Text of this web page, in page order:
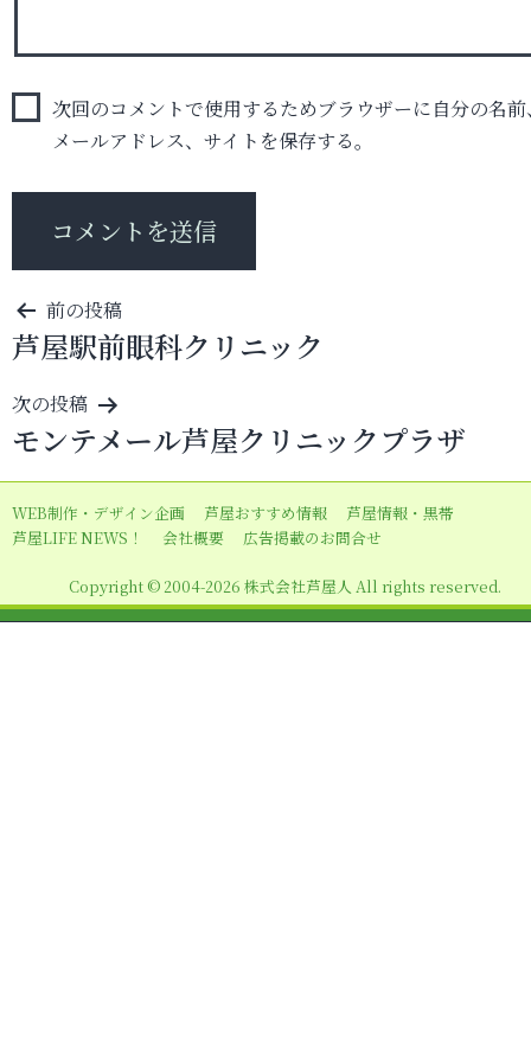
次回のコメントで使用するためブラウザーに自分の名前
メールアドレス、サイトを保存する。
投
稿
ナ
ビ
ゲ
ー
シ
ン
前の投稿
芦屋駅前眼科クリニック
次の投稿
モンテメール芦屋クリニックプラザ
WEB制作・デザイン企画 芦屋おすすめ情報
芦屋情報・黒帯
芦屋LIFE NEWS！
会社概要 広告掲載のお問合せ
Copyright © 2004-2026 株式会社芦屋人 All rights reserved.